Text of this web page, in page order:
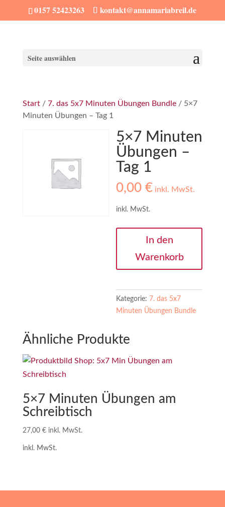
0157 52423263 kontakt@annamariabreil.de
Seite auswählen
Start/ 7. das 5x7 Minuten Übungen Bundle/ 5×7
Minuten Übungen – Tag 1
5×7 Minuten
Übungen –
Tag 1
0,00€ inkl. MwSt.
inkl. MwSt.
Übungen
-
In den
Warenkorb
Kategorie: 7. das 5x7
Minuten Übungen Bundle
Ähnliche Produkte
5×7 Minuten Übungen am
Schreibtisch
27,00 € inkl. MwSt.
inkl. MwSt.